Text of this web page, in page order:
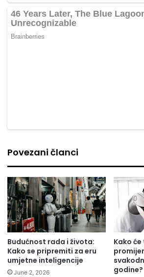
Povezani članci
Budućnost rada i života:
Kako se pripremiti za eru
umjetne inteligencije
June 2, 2026
Kako
godine?